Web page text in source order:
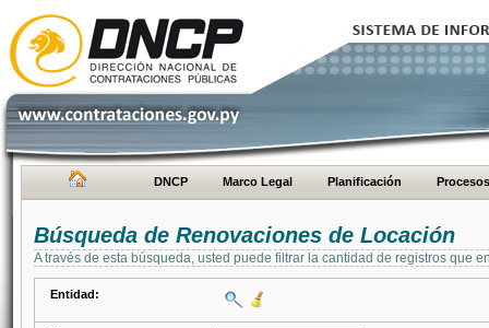
DNCP Marco Legal Planificación Procesos
Búsqueda de Renovaciones de Locación
A través de esta búsqueda, usted puede filtrar la cantidad de registros que
Entidad: